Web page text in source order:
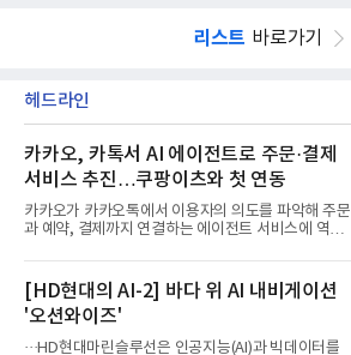
리스트 바로가기
헤드라인
카카오, 카톡서 AI 에이전트로 주문·결제
서비스 추진…쿠팡이츠와 첫 연동
카카오가 카카오톡에서 이용자의 의도를 파악해 주문
과 예약, 결제까지 연결하는 에이전트 서비스에 역량
행 등으로 적용 범위를 넓혀 AI를 새로운 톡비즈 성장
축으로 만들겠다는 구상이다.정신아 카카오 대표는 6
일 열린 2분기 실적 발표 컨퍼런스콜에서 "AI는 톡비
즈 성장 재점화의 핵심이자 주요 매출원으로 자리 잡
을 것"이라며 이같은 AI 사업 전략을 공개했다. 카카
[HD현대의 AI-2] 바다 위 AI 내비게이션
'오션와이즈'
···HD현대마린슬루선은 인공지능(AI)과 빅데이터를